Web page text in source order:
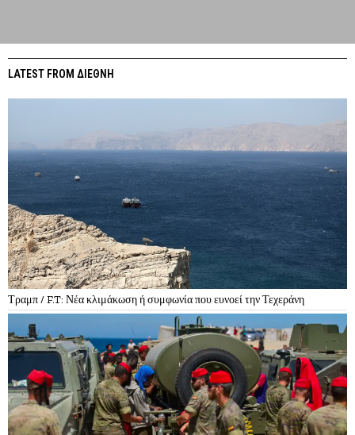
LATEST FROM ΔΙΕΘΝΗ
Τραμπ / F.T: Νέα κλιμάκωση ή συμφωνία που ευνοεί την Τεχεράνη